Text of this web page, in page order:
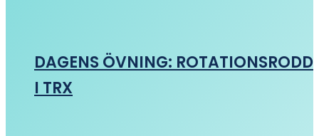
DAGENS ÖVNING: ROTATIONSRODD
I TRX